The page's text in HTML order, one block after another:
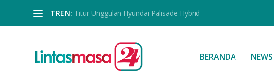
TREN: Fitur Unggulan Hyundai Palisade Hybrid
BERANDA NEWS